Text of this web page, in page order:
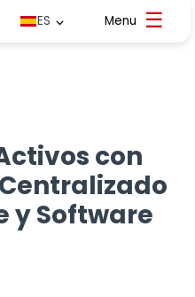
ES
con
y Software